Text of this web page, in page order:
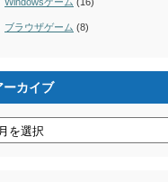
ブラウザゲーム (8)
ーカイブ